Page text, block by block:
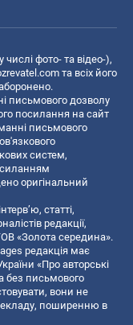
фото- та відео-),
та всіх його
письмового дозволу
посилання на сайт
письмового
систем,
оригінальний
статті,
редакції,
«Золота середина».
редакція має
«Про авторські
без письмового
вони не
поширенню в